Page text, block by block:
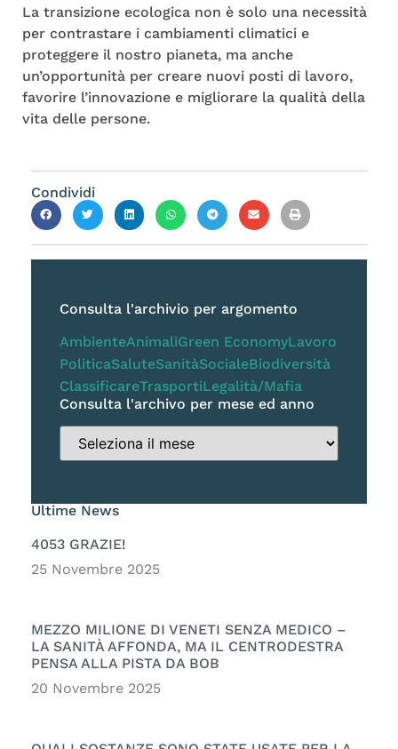
La transizione ecologica non è solo una necessità
per contrastare i cambiamenti climatici e
proteggere il nostro pianeta, ma anche
un’opportunità per creare nuovi posti di lavoro,
favorire l’innovazione e migliorare la qualità della
vita delle persone.
Condividi
Consulta l'archivio per argomento
AmbienteAnimaliGreen EconomyLavoro
PoliticaSaluteSanitàSocialeBiodiversità
ClassificareTrasportiLegalità/Mafia
Consulta l'archivo per mese ed anno
Ultime News
4053 GRAZIE!
25 Novembre 2025
MEZZO MILIONE DI VENETI SENZA MEDICO –
LA SANITÀ AFFONDA, MA IL CENTRODESTRA
PENSA ALLA PISTA DA BOB
20 Novembre 2025